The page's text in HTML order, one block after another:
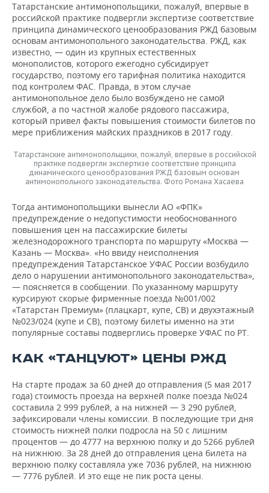
Татарстанские антимонопольщики, пожалуй, впервые в
российской практике подвергли экспертизе соответствие
принципа динамического ценообразования РЖД базовым
основам антимонопольного законодательства. РЖД, как
известно, — один из крупных естественных
монополистов, которого ежегодно субсидирует
государство, поэтому его тарифная политика находится
под контролем ФАС. Правда, в этом случае
антимонопольное дело было возбуждено не самой
службой, а по частной жалобе рядового пассажира,
который привел факты повышения стоимости билетов по
мере приближения майских праздников в 2017 году.
Татарстанские антимонопольщики, пожалуй, впервые в российской
практике подвергли экспертизе соответствие принципа
динамического ценообразования РЖД базовым основам
антимонопольного законодательства. Фото Романа Хасаева
Тогда антимонопольщики вынесли АО «ФПК»
предупреждение о недопустимости необоснованного
повышения цен на пассажирские билеты
железнодорожного транспорта по маршруту «Москва —
Казань — Москва». «Но ввиду неисполнения
предупреждения Татарстанское УФАС России возбудило
дело о нарушении антимонопольного законодательства»,
— поясняется в сообщении. По указанному маршруту
курсируют скорые фирменные поезда №001/002
«Татарстан Премиум» (плацкарт, купе, СВ) и двухэтажный
№023/024 (купе и СВ), поэтому билеты именно на эти
популярные составы подверглись проверке УФАС по РТ.
КАК «ТАНЦУЮТ» ЦЕНЫ РЖД
На старте продаж за 60 дней до отправления (5 мая 2017
года) стоимость проезда на верхней полке поезда №024
составила 2 999 рублей, а на нижней — 3 290 рублей,
зафиксировали члены комиссии. В последующие три дня
стоимость нижней полки подросла на 50 с лишним
процентов — до 4777 на верхнюю полку и до 5266 рублей
на нижнюю. За 28 дней до отправления цена билета на
верхнюю полку составляла уже 7036 рублей, на нижнюю
— 7776 рублей. И это еще не пик роста цены.